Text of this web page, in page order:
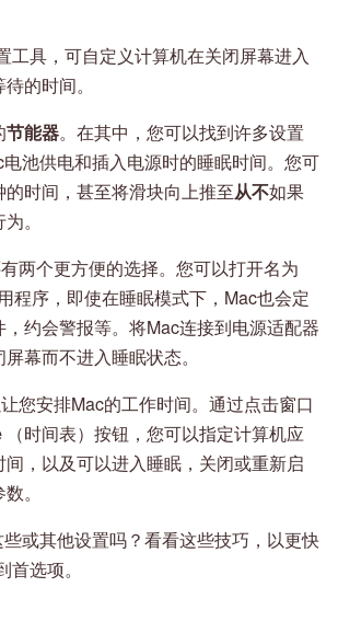
工具，可自定义计算机在关闭屏幕进入
的时间。
节能器。在其中，您可以找到许多设置
池供电和插入电源时的睡眠时间。您可
时间，甚至将滑块向上推至从不如果
。
两个更方便的选择。您可以打开名为
程序，即使在睡眠模式下，Mac也会定
约会警报等。将Mac连接到电源适配器
幕而不进入睡眠状态。
您安排Mac的工作时间。通过点击窗口
（时间表）按钮，您可以指定计算机应
，以及可以进入睡眠，关闭或重新启
。
或其他设置吗？看看这些技巧，以更快
选项。